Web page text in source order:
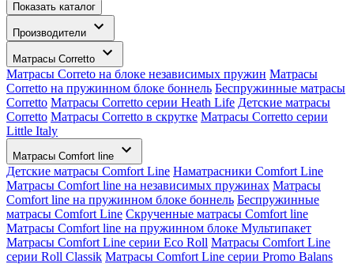
Показать каталог
Производители
Матрасы Corretto
Матрасы Correto на блоке независимых пружин Матрасы
Corretto на пружинном блоке боннель Беспружинные матрасы
Corretto Матрасы Corretto серии Heath Life Детские матрасы
Corretto Матрасы Corretto в скрутке Матрасы Corretto серии
Little Italy
Матрасы Comfort line
Детские матрасы Comfort Line Наматрасники Comfort Line
Матрасы Comfort line на независимых пружинах Матрасы
Comfort line на пружинном блоке боннель Беспружинные
матрасы Comfort Line Скрученные матрасы Comfort line
Матрасы Comfort line на пружинном блоке Мультипакет
Матрасы Comfort Line серии Eco Roll Матрасы Comfort Line
серии Roll Classik Матрасы Comfort Line серии Promo Balans